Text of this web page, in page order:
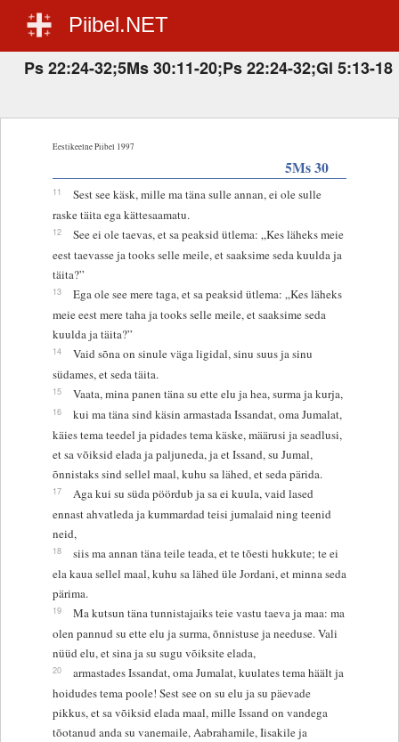
Piibel.NET
Ps 22:24-32;5Ms 30:11-20;Ps 22:24-32;Gl 5:13-18
Eestikeelne Piibel 1997
5Ms 30
11
Sest see käsk, mille ma täna sulle annan, ei ole sulle
raske täita ega kättesaamatu.
12
See ei ole taevas, et sa peaksid ütlema: „Kes läheks meie
eest taevasse ja tooks selle meile, et saaksime seda kuulda ja
täita?”
13
Ega ole see mere taga, et sa peaksid ütlema: „Kes läheks
meie eest mere taha ja tooks selle meile, et saaksime seda
kuulda ja täita?”
14
Vaid sõna on sinule väga ligidal, sinu suus ja sinu
südames, et seda täita.
15 Vaata, mina panen täna su ette elu ja hea, surma ja kurja,
16
kui ma täna sind käsin armastada Issandat, oma Jumalat,
käies tema teedel ja pidades tema käske, määrusi ja seadlusi,
et sa võiksid elada ja paljuneda, ja et Issand, su Jumal,
õnnistaks sind sellel maal, kuhu sa lähed, et seda pärida.
17
Aga kui su süda pöördub ja sa ei kuula, vaid lased
ennast ahvatleda ja kummardad teisi jumalaid ning teenid
neid,
18
siis ma annan täna teile teada, et te tõesti hukkute; te ei
ela kaua sellel maal, kuhu sa lähed üle Jordani, et minna seda
pärima.
19
Ma kutsun täna tunnistajaiks teie vastu taeva ja maa: ma
olen pannud su ette elu ja surma, õnnistuse ja needuse. Vali
nüüd elu, et sina ja su sugu võiksite elada,
20
armastades Issandat, oma Jumalat, kuulates tema häält ja
hoidudes tema poole! Sest see on su elu ja su päevade
pikkus, et sa võiksid elada maal, mille Issand on vandega
tõotanud anda su vanemaile, Aabrahamile, Iisakile ja